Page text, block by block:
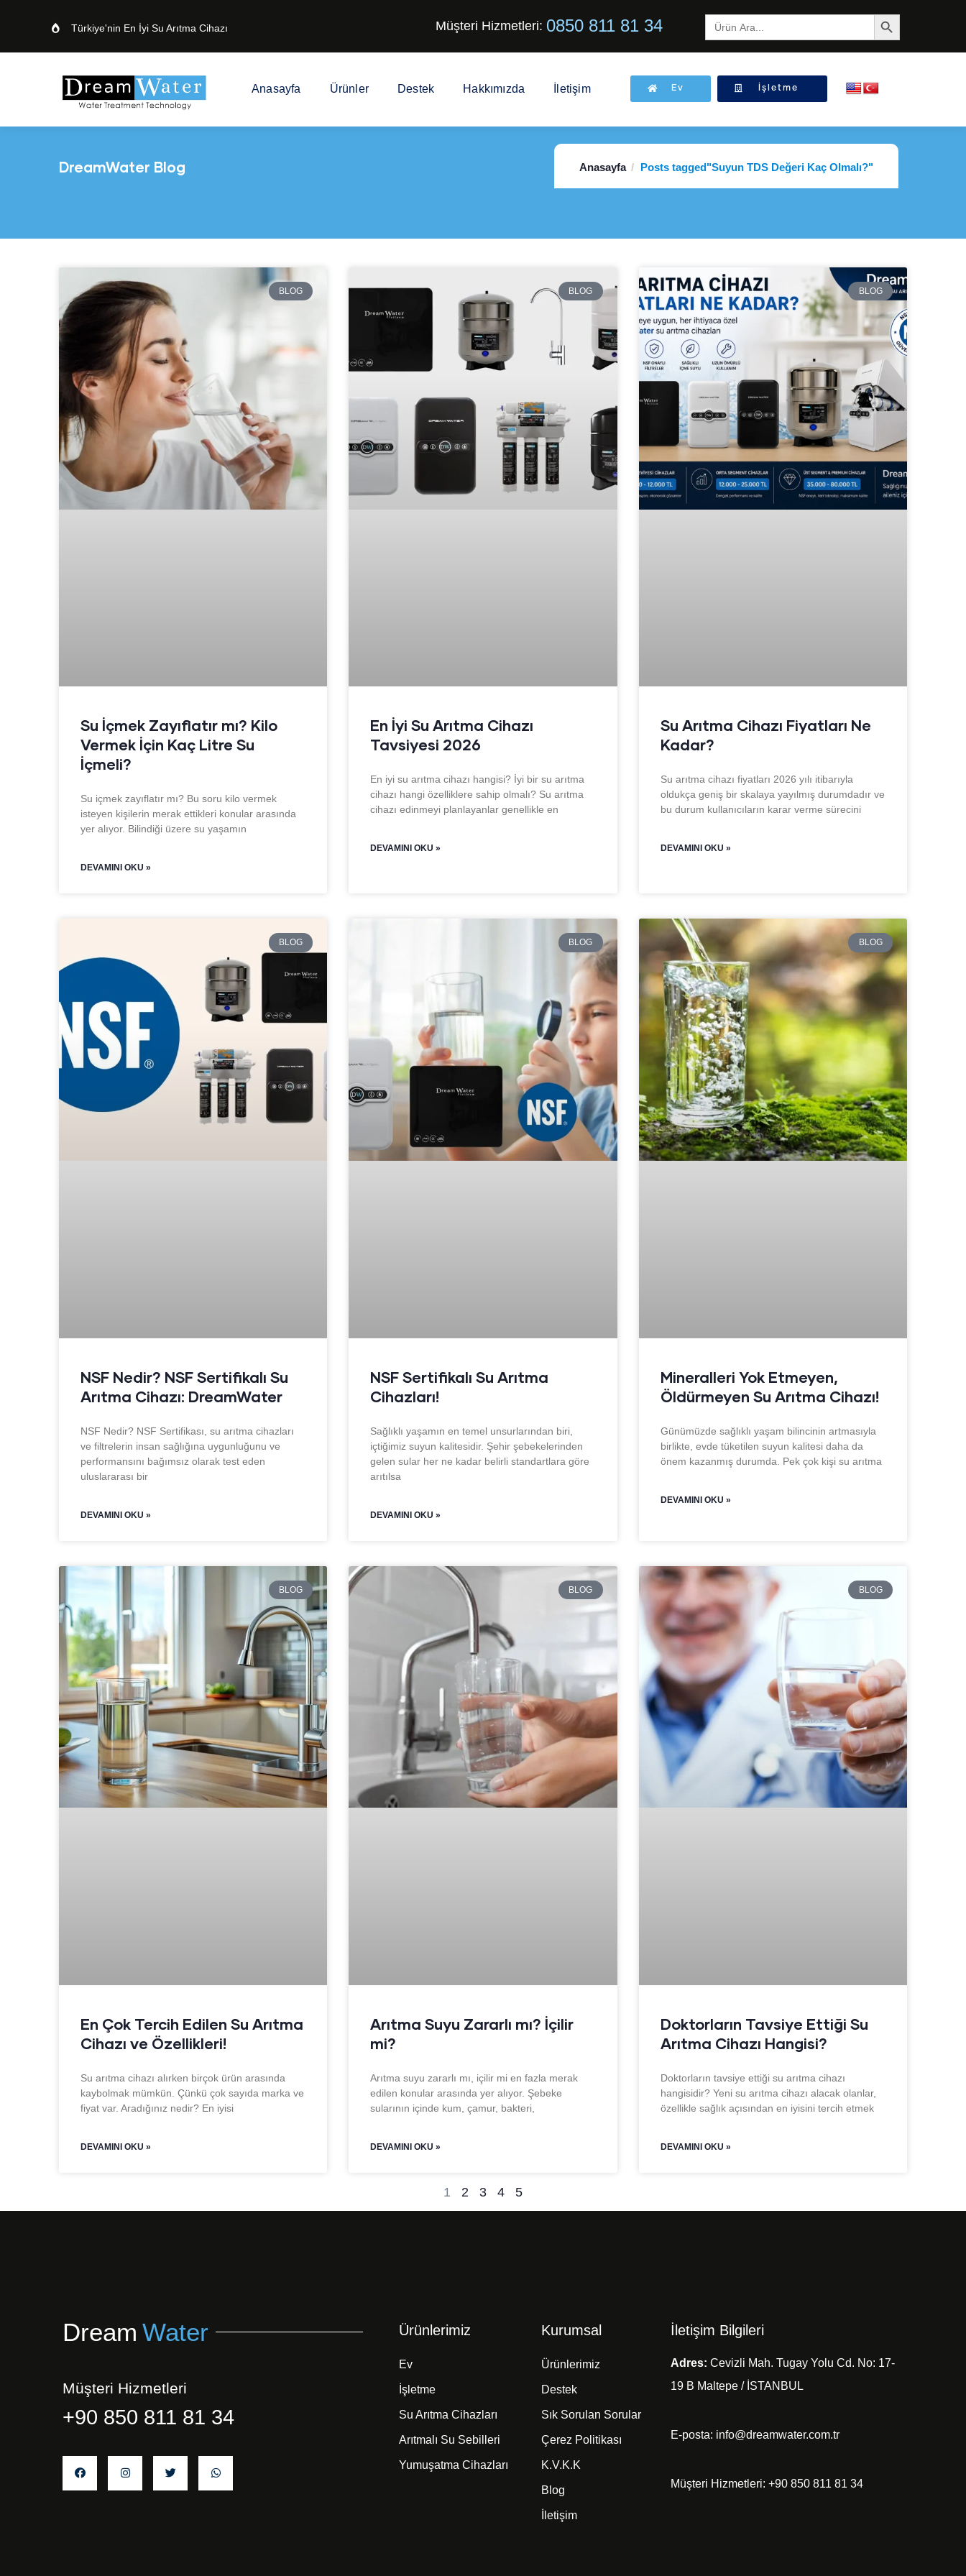
Türkiye'nin En İyi Su Arıtma Cihazı Müşteri Hizmetleri: 0850 811 81 34
Arama
Sonuçları
Arama Sonuçları Button
Anasayfa Ürünler Destek Hakkımızda İletişim Ev İşletme
DreamWater Blog Anasayfa Posts tagged"Suyun TDS Değeri Kaç Olmalı?"
BLOG
Su İçmek Zayıflatır mı? Kilo
Vermek İçin Kaç Litre Su
İçmeli?
Su içmek zayıflatır mı? Bu soru kilo vermek
isteyen kişilerin merak ettikleri konular arasında
yer alıyor. Bilindiği üzere su yaşamın
DEVAMINI OKU »
BLOG
En İyi Su Arıtma Cihazı
Tavsiyesi 2026
En iyi su arıtma cihazı hangisi? İyi bir su arıtma
cihazı hangi özelliklere sahip olmalı? Su arıtma
cihazı edinmeyi planlayanlar genellikle en
DEVAMINI OKU »
BLOG
Su Arıtma Cihazı Fiyatları Ne
Kadar?
Su arıtma cihazı fiyatları 2026 yılı itibarıyla
oldukça geniş bir skalaya yayılmış durumdadır ve
bu durum kullanıcıların karar verme sürecini
DEVAMINI OKU »
BLOG
NSF Nedir? NSF Sertifikalı Su
Arıtma Cihazı: DreamWater
NSF Nedir? NSF Sertifikası, su arıtma cihazları
ve filtrelerin insan sağlığına uygunluğunu ve
performansını bağımsız olarak test eden
uluslararası bir
DEVAMINI OKU »
BLOG
NSF Sertifikalı Su Arıtma
Cihazları!
Sağlıklı yaşamın en temel unsurlarından biri,
içtiğimiz suyun kalitesidir. Şehir şebekelerinden
gelen sular her ne kadar belirli standartlara göre
arıtılsa
DEVAMINI OKU »
BLOG
Mineralleri Yok Etmeyen,
Öldürmeyen Su Arıtma Cihazı!
Günümüzde sağlıklı yaşam bilincinin artmasıyla
birlikte, evde tüketilen suyun kalitesi daha da
önem kazanmış durumda. Pek çok kişi su arıtma
DEVAMINI OKU »
BLOG
En Çok Tercih Edilen Su Arıtma
Cihazı ve Özellikleri!
Su arıtma cihazı alırken birçok ürün arasında
kaybolmak mümkün. Çünkü çok sayıda marka ve
fiyat var. Aradığınız nedir? En iyisi
DEVAMINI OKU »
BLOG
Arıtma Suyu Zararlı mı? İçilir
mi?
Arıtma suyu zararlı mı, içilir mi en fazla merak
edilen konular arasında yer alıyor. Şebeke
sularının içinde kum, çamur, bakteri,
DEVAMINI OKU »
BLOG
Doktorların Tavsiye Ettiği Su
Arıtma Cihazı Hangisi?
Doktorların tavsiye ettiği su arıtma cihazı
hangisidir? Yeni su arıtma cihazı alacak olanlar,
özellikle sağlık açısından en iyisini tercih etmek
DEVAMINI OKU »
1 2 3 4 5
Dream Water
Müşteri Hizmetleri
+90 850 811 81 34
Ürünlerimiz
Ev
İşletme
Su Arıtma Cihazları
Arıtmalı Su Sebilleri
Yumuşatma Cihazları
Kurumsal
Ürünlerimiz
Destek
Sık Sorulan Sorular
Çerez Politikası
K.V.K.K
Blog
İletişim
İletişim Bilgileri
Adres: Cevizli Mah. Tugay Yolu Cd. No: 17-
19 B Maltepe / İSTANBUL
E-posta: info@dreamwater.com.tr
Müşteri Hizmetleri: +90 850 811 81 34